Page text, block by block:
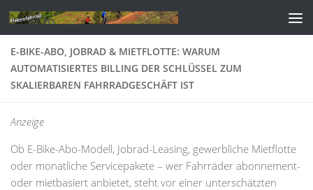
Zum Inhalt springen
E-BIKE-ABO, JOBRAD & MIETFLOTTE: WARUM
AUTOMATISIERTES BILLING DER SCHLÜSSEL ZUM
SKALIERBAREN FAHRRADGESCHÄFT IST
Anzeige
Ob E-Bike-Abo-Modell, Jobrad-Leasing, gewerbliche Mietflotte
oder monatliche Servicepakete – wer Fahrräder abonnement-
oder mietbasiert anbietet, steht vor einer unterschätzten